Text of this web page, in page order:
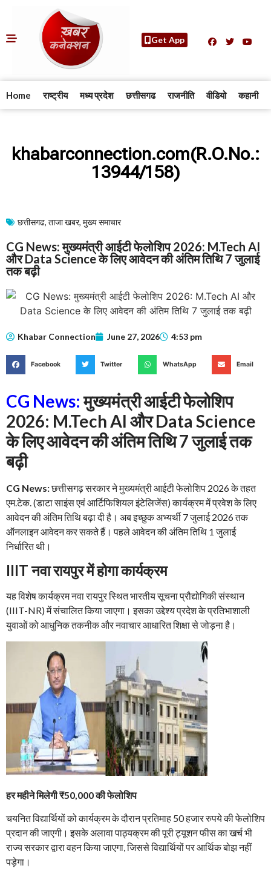
Get App
Home राष्ट्रीय मध्य प्रदेश छत्तीसगढ राजनीति वीडियो कहानी
khabarconnection.com(R.O.No.:
13944/158)
छत्तीसगढ, ताजा खबर, मुख्य समाचार​
CG News: मुख्यमंत्री आईटी फेलोशिप 2026: M.Tech AI
और Data Science के लिए आवेदन की अंतिम तिथि 7 जुलाई
तक बढ़ी
Khabar Connection June 27, 2026 4:53 pm
Facebook Twitter WhatsApp Email
CG News:मुख्यमंत्री आईटी फेलोशिप
2026: M.Tech AI और Data Science
के लिए आवेदन की अंतिम तिथि 7 जुलाई तक
बढ़ी
CG News:छत्तीसगढ़ सरकार ने मुख्यमंत्री आईटी फेलोशिप 2026 के तहत
एम.टेक. (डाटा साइंस एवं आर्टिफिशियल इंटेलिजेंस) कार्यक्रम में प्रवेश के लिए
आवेदन की अंतिम तिथि बढ़ा दी है। अब इच्छुक अभ्यर्थी 7 जुलाई 2026 तक
ऑनलाइन आवेदन कर सकते हैं। पहले आवेदन की अंतिम तिथि 1 जुलाई
निर्धारित थी।
IIIT नवा रायपुर में होगा कार्यक्रम
यह विशेष कार्यक्रम नवा रायपुर स्थित भारतीय सूचना प्रौद्योगिकी संस्थान
(IIIT-NR) में संचालित किया जाएगा। इसका उद्देश्य प्रदेश के प्रतिभाशाली
युवाओं को आधुनिक तकनीक और नवाचार आधारित शिक्षा से जोड़ना है।
हर महीने मिलेगी ₹50,000 की फेलोशिप
चयनित विद्यार्थियों को कार्यक्रम के दौरान प्रतिमाह 50 हजार रुपये की फेलोशिप
प्रदान की जाएगी। इसके अलावा पाठ्यक्रम की पूरी ट्यूशन फीस का खर्च भी
राज्य सरकार द्वारा वहन किया जाएगा, जिससे विद्यार्थियों पर आर्थिक बोझ नहीं
पड़ेगा।